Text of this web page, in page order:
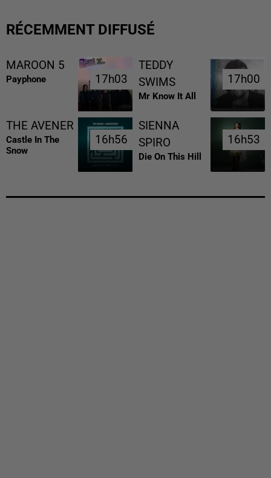
RÉCEMMENT DIFFUSÉ
MAROON 5
Payphone 17h03
17h03
TEDDY
SWIMS
Mr Know It All
17h00
17h00
THE AVENER
Castle In The
Snow
16h56
16h56
SIENNA
SPIRO
Die On This Hill
16h53
16h53